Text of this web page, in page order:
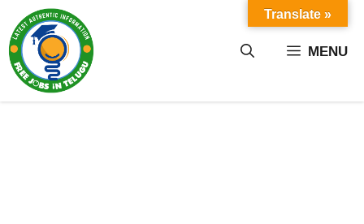
content MENU
Translate »